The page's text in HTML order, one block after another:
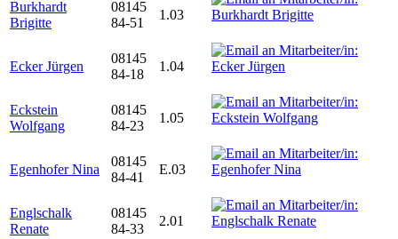
Burkhardt
Brigitte
08145
84-51
1.03
Ecker Jürgen
08145
84-18
1.04
Eckstein
Wolfgang
08145
84-23
1.05
Egenhofer Nina
08145
84-41
E.03
Englschalk
Renate
08145
84-33
2.01